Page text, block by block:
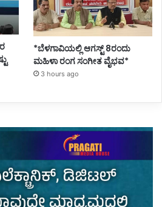
*ಬೆಳಗಾವಿಯಲ್ಲಿ ಆಗಸ್ಟ್ 8ರಂದು
ಮಹಿಳಾ ರಂಗ ಸಂಗೀತ ವೈಭವ*
3 hours ago